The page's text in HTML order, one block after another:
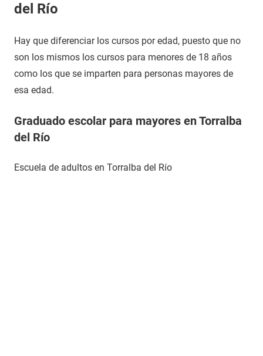
del Río
Hay que diferenciar los cursos por edad, puesto que no
son los mismos los cursos para menores de 18 años
como los que se imparten para personas mayores de
esa edad.
Graduado escolar para mayores en Torralba
del Río
Escuela de adultos en Torralba del Río